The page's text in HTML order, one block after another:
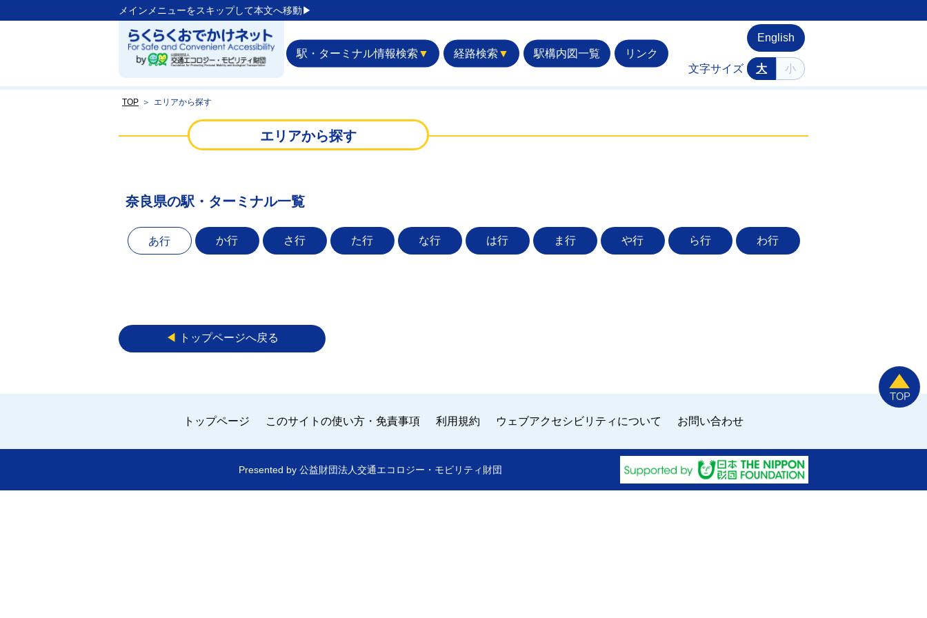
メインメニューをスキップして本文へ移動▶︎
駅・ターミナル情報検索 ▼ 経路検索 ▼ 駅構内図一覧 リンク
English
文字サイズ 大 小
TOP ＞ エリアから探す
エリアから探す
奈良県の駅・ターミナル一覧
あ行 か行 さ行 た行 な行 は行 ま行 や行 ら行 わ行
◀︎ トップページへ戻る
トップページ このサイトの使い方・免責事項 利用規約 ウェブアクセシビリティについて お問い合わせ
Presented by 公益財団法人交通エコロジー・モビリティ財団